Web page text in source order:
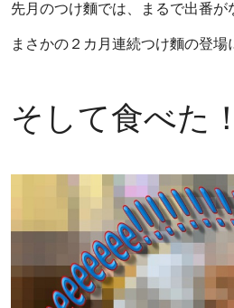
先月のつけ麵では、まるで出番
まさかの２カ月連続つけ麵の登場
そして食べた！